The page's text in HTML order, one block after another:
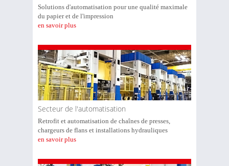
Solutions d'automatisation pour une qualité maximale
du papier et de l'impression
en savoir plus
Secteur de l'automatisation
Retrofit et automatisation de chaînes de presses,
chargeurs de flans et installations hydrauliques
en savoir plus